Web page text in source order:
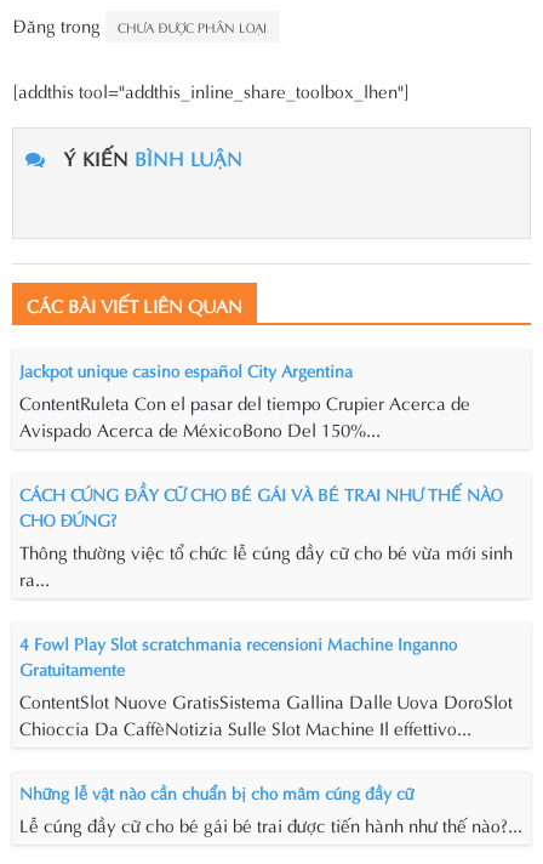
Đăng trong CHƯA ĐƯỢC PHÂN LOẠI
[addthis tool="addthis_inline_share_toolbox_lhen"]
Ý KIẾN BÌNH LUẬN
CÁC BÀI VIẾT LIÊN QUAN
Jackpot unique casino español City Argentina
ContentRuleta Con el pasar del tiempo Crupier Acerca de
Avispado Acerca de MéxicoBono Del 150%...
CÁCH CÚNG ĐẦY CỮ CHO BÉ GÁI VÀ BÉ TRAI NHƯ THẾ NÀO
CHO ĐÚNG?
Thông thường việc tổ chức lễ cúng đầy cữ cho bé vừa mới sinh
ra...
4 Fowl Play Slot scratchmania recensioni Machine Inganno
Gratuitamente
ContentSlot Nuove GratisSistema Gallina Dalle Uova DoroSlot
Chioccia Da CaffèNotizia Sulle Slot Machine Il effettivo...
Những lễ vật nào cần chuẩn bị cho mâm cúng đầy cữ
Lễ cúng đầy cữ cho bé gái bé trai được tiến hành như thế nào?...